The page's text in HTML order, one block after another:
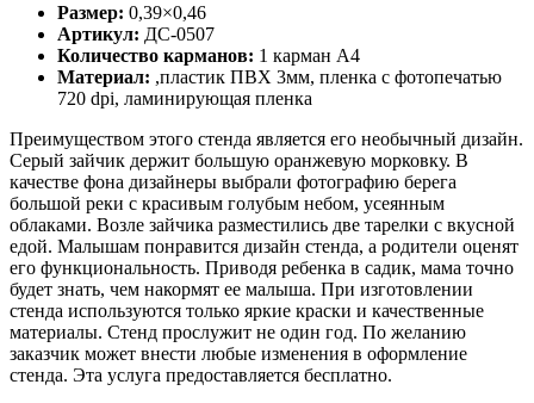
Размер: 0,39×0,46
Артикул: ДС-0507
Количество карманов: 1 карман А4
Материал: ,пластик ПВХ 3мм, пленка с фотопечатью
720 dpi, ламинирующая пленка
Преимуществом этого стенда является его необычный дизайн.
Серый зайчик держит большую оранжевую морковку. В
качестве фона дизайнеры выбрали фотографию берега
большой реки с красивым голубым небом, усеянным
облаками. Возле зайчика разместились две тарелки с вкусной
едой. Малышам понравится дизайн стенда, а родители оценят
его функциональность. Приводя ребенка в садик, мама точно
будет знать, чем накормят ее малыша. При изготовлении
стенда используются только яркие краски и качественные
материалы. Стенд прослужит не один год. По желанию
заказчик может внести любые изменения в оформление
стенда. Эта услуга предоставляется бесплатно.